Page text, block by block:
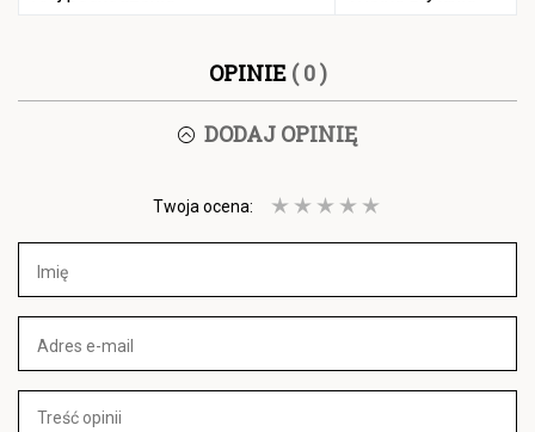
OPINIE ( 0 )
DODAJ OPINIĘ
Twoja ocena: